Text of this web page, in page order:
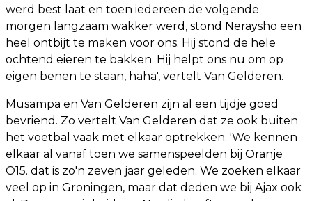
werd best laat en toen iedereen de volgende
morgen langzaam wakker werd, stond Neraysho een
heel ontbijt te maken voor ons. Hij stond de hele
ochtend eieren te bakken. Hij helpt ons nu om op
eigen benen te staan, haha', vertelt Van Gelderen.
Musampa en Van Gelderen zijn al een tijdje goed
bevriend. Zo vertelt Van Gelderen dat ze ook buiten
het voetbal vaak met elkaar optrekken. 'We kennen
elkaar al vanaf toen we samenspeelden bij Oranje
O15. dat is zo'n zeven jaar geleden. We zoeken elkaar
veel op in Groningen, maar dat deden we bij Ajax ook